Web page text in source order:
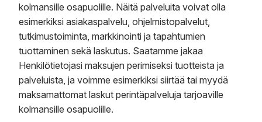
kolmansille osapuolille. Näitä palveluita voivat olla
esimerkiksi asiakaspalvelu, ohjelmistopalvelut,
tutkimustoiminta, markkinointi ja tapahtumien
tuottaminen sekä laskutus. Saatamme jakaa
Henkilötietojasi maksujen perimiseksi tuotteista ja
palveluista, ja voimme esimerkiksi siirtää tai myydä
maksamattomat laskut perintäpalveluja tarjoaville
kolmansille osapuolille.